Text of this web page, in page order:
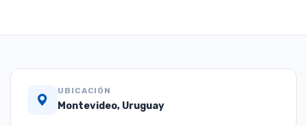
UBICACIÓN
Montevideo, Uruguay